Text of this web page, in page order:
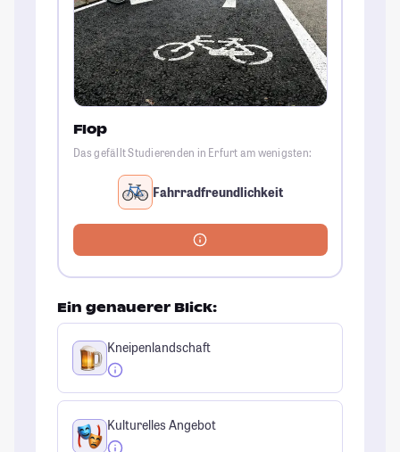
Flop
Das gefällt Studierenden in Erfurt am wenigsten:
Fahrradfreundlichkeit
Ein genauerer Blick:
Kneipenlandschaft
Kulturelles Angebot